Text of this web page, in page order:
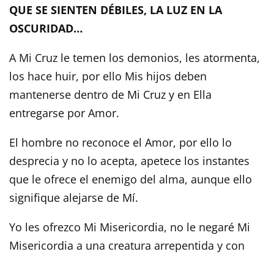
QUE SE SIENTEN DÉBILES, LA LUZ EN LA
OSCURIDAD…
A Mi Cruz le temen los demonios, les atormenta,
los hace huir, por ello Mis hijos deben
mantenerse dentro de Mi Cruz y en Ella
entregarse por Amor.
El hombre no reconoce el Amor, por ello lo
desprecia y no lo acepta, apetece los instantes
que le ofrece el enemigo del alma, aunque ello
signifique alejarse de Mí.
Yo les ofrezco Mi Misericordia, no le negaré Mi
Misericordia a una creatura arrepentida y con